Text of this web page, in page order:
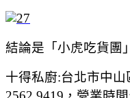
結論是「小虎吃貨團
十得私廚:台北市中